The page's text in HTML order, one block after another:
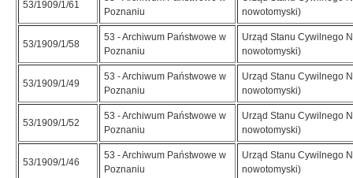
53/1909/1/61
Poznaniu
nowotomyski)
53/1909/1/58
53 - Archiwum Państwowe w
Poznaniu
Urząd Stanu Cywilnego
nowotomyski)
53/1909/1/49
53 - Archiwum Państwowe w
Poznaniu
Urząd Stanu Cywilnego
nowotomyski)
53/1909/1/52
53 - Archiwum Państwowe w
Poznaniu
Urząd Stanu Cywilnego
nowotomyski)
53/1909/1/46
53 - Archiwum Państwowe w
Poznaniu
Urząd Stanu Cywilnego
nowotomyski)